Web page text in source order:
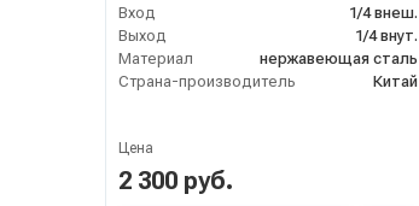
Вход
1/4 внеш.
Выход
1/4 внут.
Материал
нержавеющая сталь
Страна-производитель
Китай
Цена
2 300 руб.